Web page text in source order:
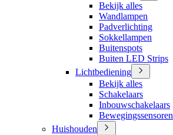
Bekijk alles
Wandlampen
Padverlichting
Sokkellampen
Buitenspots
Buiten LED Strips
Lichtbediening
Bekijk alles
Schakelaars
Inbouwschakelaars
Bewegingssensoren
Huishouden